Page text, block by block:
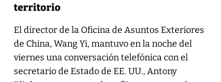
territorio
El director de la Oficina de Asuntos Exteriores
de China, Wang Yi, mantuvo en la noche del
viernes una conversación telefónica con el
secretario de Estado de EE. UU., Antony